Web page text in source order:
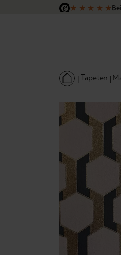
Hauptinhalt springen
Zur Suche springen
Zur Hauptnavigation springen
★ ★ ★ ★ ★
Tapeten